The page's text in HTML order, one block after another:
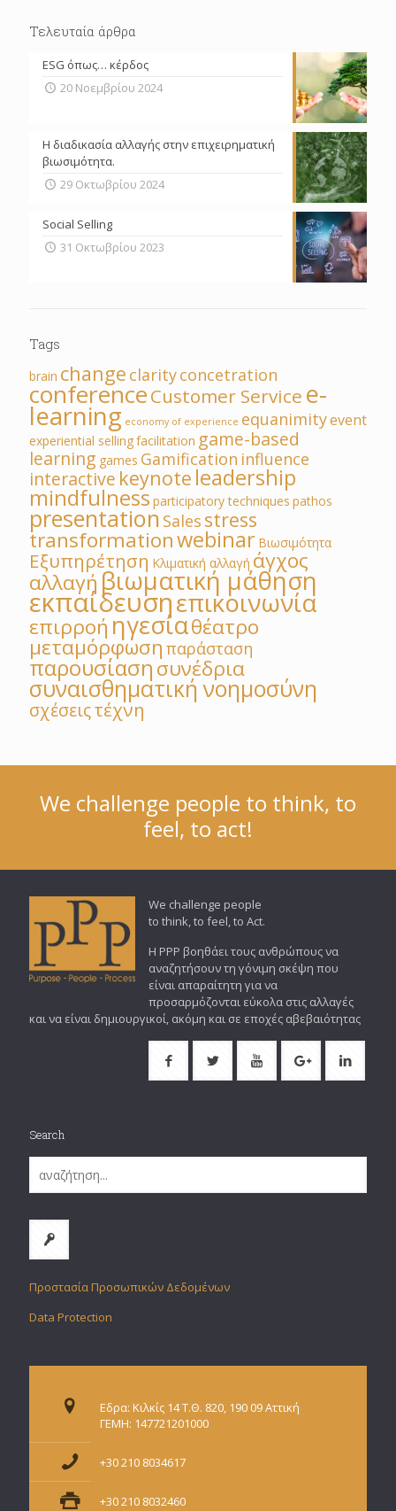
Τελευταία άρθρα
ESG όπως… κέρδος
20 Νοεμβρίου 2024
Η διαδικασία αλλαγής στην επιχειρηματική
βιωσιμότητα.
29 Οκτωβρίου 2024
Social Selling
31 Οκτωβρίου 2023
Tags
brain change clarityconcetration
conferenceCustomer Service e-
learning economy of experience equanimityevent
experiential sellingfacilitation game-based
learning games Gamification influence
interactive keynote leadership
mindfulness participatory techniques pathos
presentation Sales stress
transformationwebinar Βιωσιμότητα
Εξυπηρέτηση Κλιματική αλλαγή άγχος
αλλαγή βιωματική μάθηση
εκπαίδευσηεπικοινωνία
επιρροή ηγεσίαθέατρο
μεταμόρφωση παράσταση
παρουσίασησυνέδρια
συναισθηματική νοημοσύνη
σχέσειςτέχνη
We challenge people to think, to
feel, to act!
We challenge people
to think, to feel, to Act.
Η PPP βοηθάει τους ανθρώπους να
αναζητήσουν τη γόνιμη σκέψη που
είναι απαραίτητη για να
προσαρμόζονται εύκολα στις αλλαγές
και να είναι δημιουργικοί, ακόμη και σε εποχές αβεβαιότητας
Search
Προστασία Προσωπικών Δεδομένων
Data Protection
Εδρα: Κιλκίς 14 Τ.Θ. 820, 190 09 Αττική
ΓΕΜΗ: 147721201000
+30 210 8034617
+30 210 8032460